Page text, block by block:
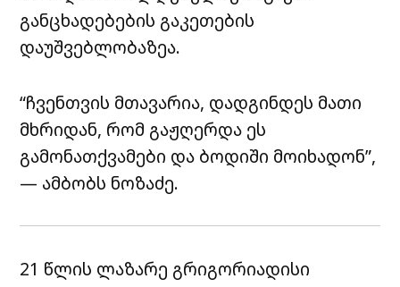
განცხადებების გაკეთების
დაუშვებლობაზეა.
“ჩვენთვის მთავარია, დადგინდეს მათი
მხრიდან, რომ გაჟღერდა ეს
გამონათქვამები და ბოდიში მოიხადონ”,
— ამბობს ნოზაძე.
21 წლის ლაზარე გრიგორიადისი